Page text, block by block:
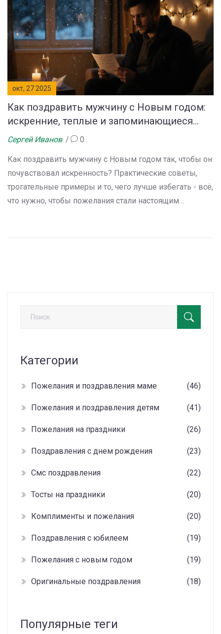
окт, 27 2025
Как поздравить мужчину с Новым годом:
искренние, теплые и запоминающиеся
варианты
Сергей Иванов 0
Как поздравить мужчину с Новым годом так, чтобы он
почувствовал искренность? Практические советы,
трогательные примеры и то, чего лучше избегать - всё,
что нужно, чтобы пожелания стали настоящим
Категории
Пожелания и поздравления маме (46)
Пожелания и поздравления детям (41)
Пожелания на праздники (26)
Поздравления с днем рождения (23)
Смс поздравления (22)
Тосты на праздники (20)
Комплименты и пожелания (20)
Поздравления с юбилеем (19)
Пожелания с новым годом (19)
Оригинальные поздравления (18)
Популярные теги